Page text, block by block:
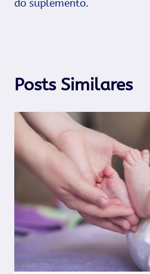
do suplemento.
Posts Similares